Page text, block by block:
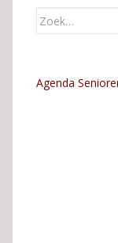
Zoek
Agenda